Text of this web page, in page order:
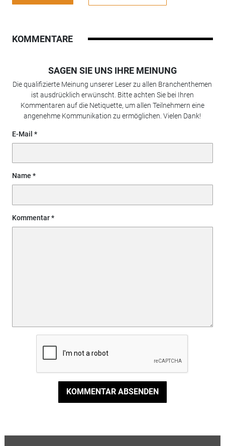
KOMMENTARE
SAGEN SIE UNS IHRE MEINUNG
Die qualifizierte Meinung unserer Leser zu allen Branchenthemen
ist ausdrücklich erwünscht. Bitte achten Sie bei Ihren
Kommentaren auf die Netiquette, um allen Teilnehmern eine
angenehme Kommunikation zu ermöglichen. Vielen Dank!
E-Mail
Name
Kommentar
KOMMENTAR ABSENDEN